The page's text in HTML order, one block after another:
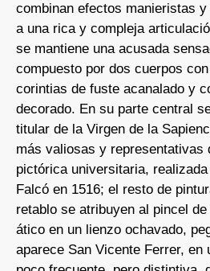
combinan efectos manieristas
a una rica y compleja
se mantiene una acusada
compuesto por dos cuerpos
corintias de fuste acanalado y
decorado. En su parte central
titular de la Virgen de la
más valiosas y representativas
pictórica universitaria,
Falcó en 1516; el resto de
retablo se atribuyen al pincel
ático en un lienzo ochavado,
aparece San Vicente Ferrer, en